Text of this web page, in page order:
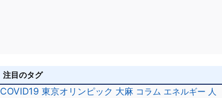
注目のタグ
COVID19 東京オリンピック 大麻 コラム エネルギー 人